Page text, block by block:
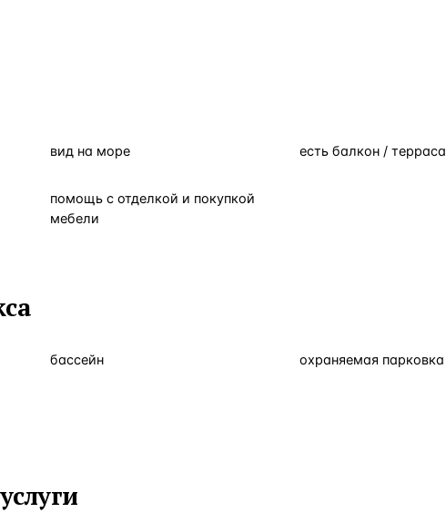
вид на море есть балкон / терраса
помощь с отделкой и покупкой
мебели
бассейн охраняемая парковка